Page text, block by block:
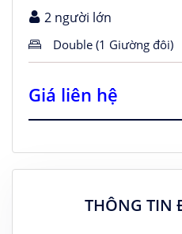
2 người lớn
Double (1 Giường đôi)
Giá liên hệ
THÔNG TIN